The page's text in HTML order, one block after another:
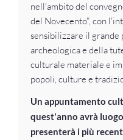
nell'ambito del
del Novecento", con
sensibilizzare il
archeologica e della
culturale materiale e
popoli, culture e
Un appuntamento
quest'anno avrà
presenterà i più